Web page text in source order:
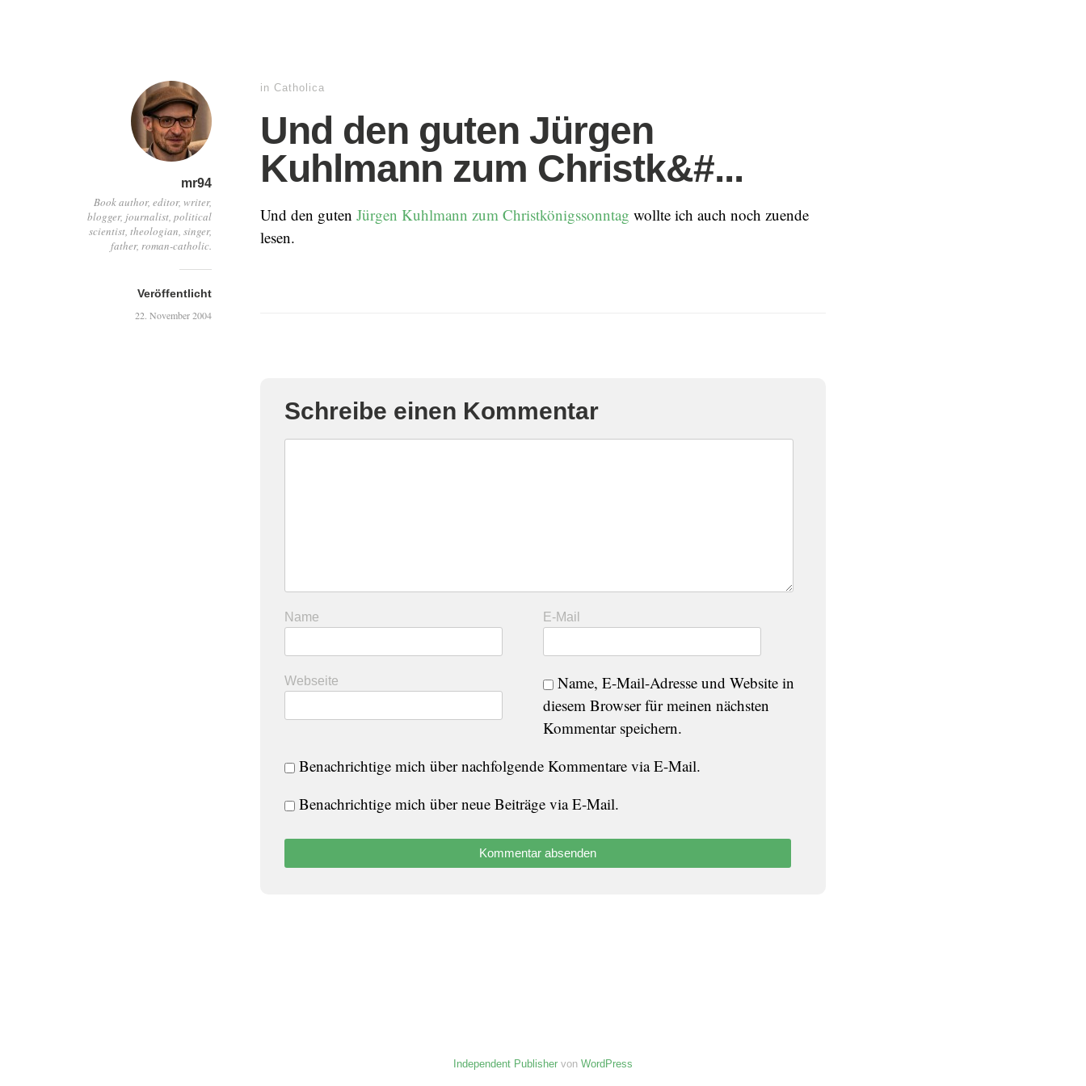
mr94
Book author, editor, writer,
blogger, journalist, political
scientist, theologian, singer,
father, roman-catholic.
Veröffentlicht
22. November 2004
in Catholica
Und den guten Jürgen
Kuhlmann zum Christk&#...
Und den guten Jürgen Kuhlmann zum Christkönigssonntag wollte ich auch noch zuende
lesen.
Schreibe einen Kommentar
Name E-Mail
Webseite
Name, E-Mail-Adresse und Website in
diesem Browser für meinen nächsten
Kommentar speichern.
Benachrichtige mich über nachfolgende Kommentare via E-Mail.
Benachrichtige mich über neue Beiträge via E-Mail.
Independent Publisher von WordPress